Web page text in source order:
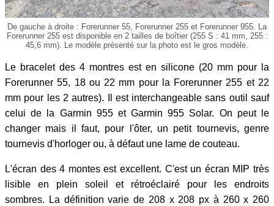
De gauche à droite : Forerunner 55, Forerunner 255 et Forerunner 955. La
Forerunner 255 est disponible en 2 tailles de boîtier (255 S : 41 mm, 255 :
45,6 mm). Le modèle présenté sur la photo est le gros modèle.
Le bracelet des 4 montres est en silicone (20 mm pour la
Forerunner 55, 18 ou 22 mm pour la Forerunner 255 et 22
mm pour les 2 autres). Il est interchangeable sans outil sauf
celui de la Garmin 955 et Garmin 955 Solar. On peut le
changer mais il faut, pour l'ôter, un petit tournevis, genre
tournevis d'horloger ou, à défaut une lame de couteau.
L'écran des 4 montes est excellent. C'est un écran MIP très
lisible en plein soleil et rétroéclairé pour les endroits
sombres. La définition varie de 208 x 208 px à 260 x 260